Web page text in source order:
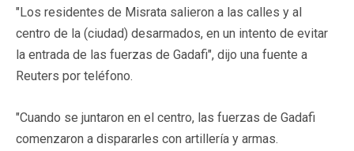
"Los residentes de Misrata salieron a las calles y al
centro de la (ciudad) desarmados, en un intento de evitar
la entrada de las fuerzas de Gadafi", dijo una fuente a
Reuters por teléfono.
"Cuando se juntaron en el centro, las fuerzas de Gadafi
comenzaron a dispararles con artillería y armas.